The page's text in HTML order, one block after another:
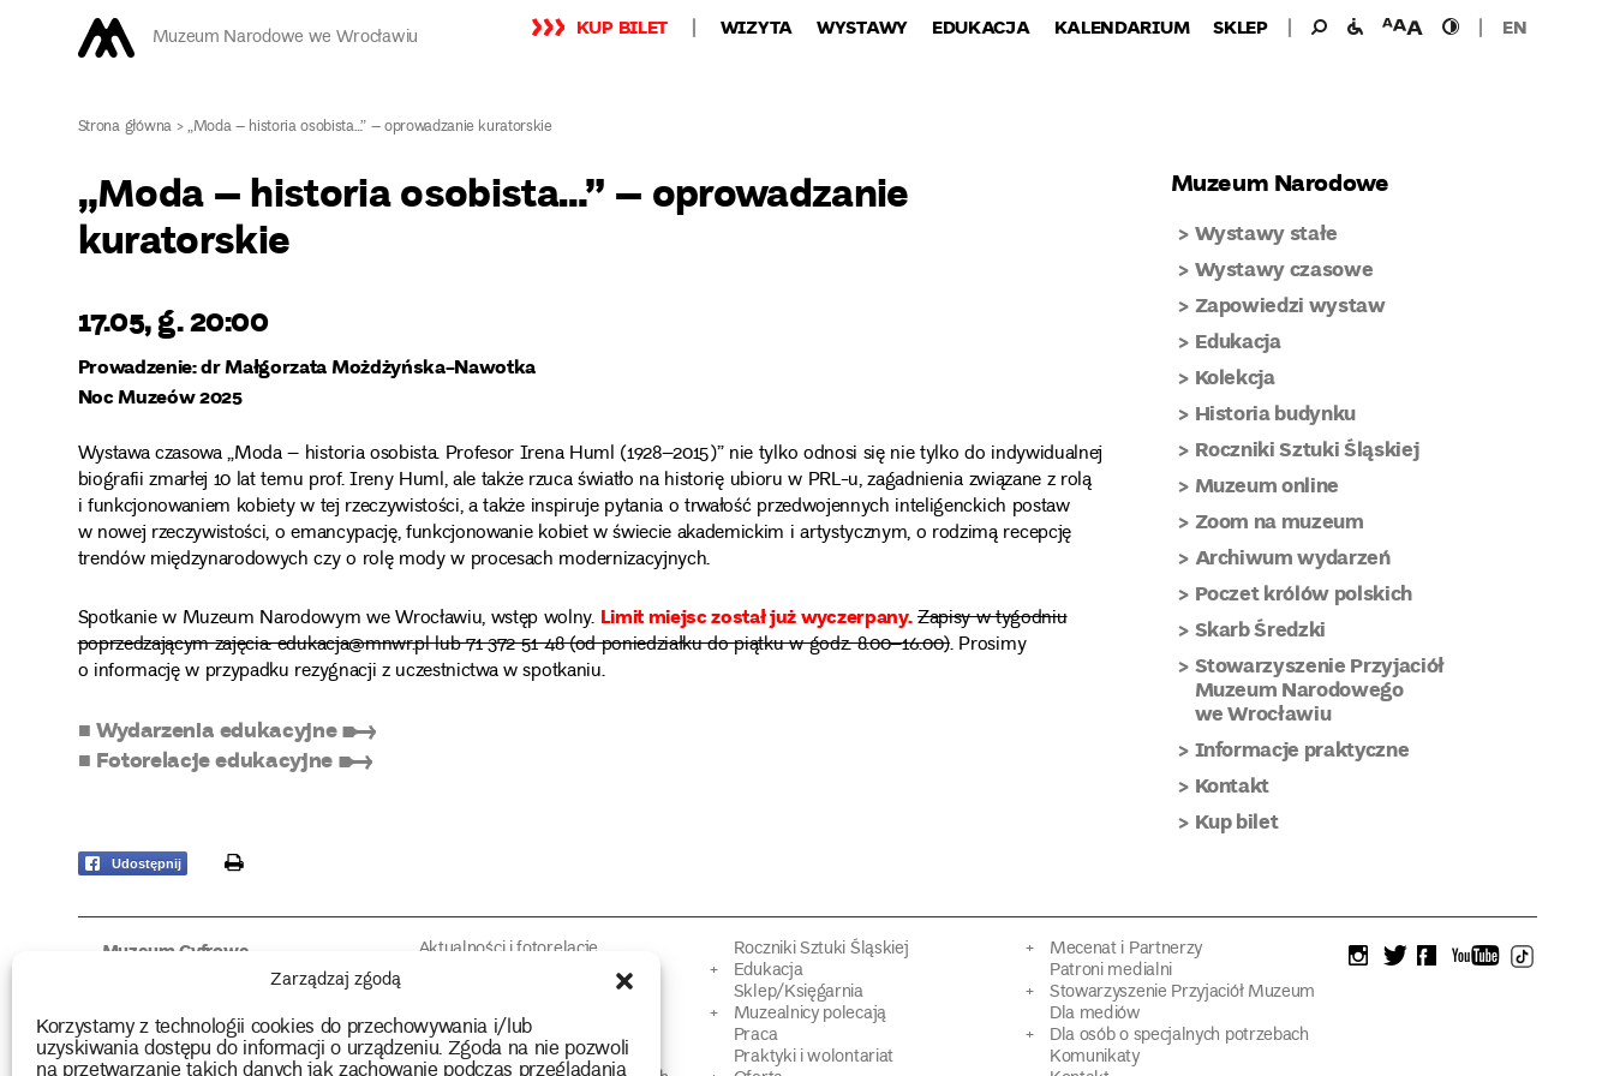
Zarządzaj zgodą
Korzystamy z technologii cookies do przechowywania i/lub
uzyskiwania dostępu do informacji o urządzeniu. Zgoda na nie pozwoli
Muzeum Narodowe we Wrocławiu KUP BILET WIZYTA WYSTAWY EDUKACJA KALENDARIUM SKLEP Wyszukaj
Wyszukiwanie
dla:
udogodnieniawielkość
czcionki
wysoki
kontrast
EN
Strona główna>„Moda – historia osobista…” – oprowadzanie kuratorskie
„Moda – historia osobista…” – oprowadzanie
kuratorskie
17.05, g. 20:00
Prowadzenie: dr Małgorzata Możdżyńska-Nawotka
Noc Muzeów 2025
Wystawa czasowa „Moda – historia osobista. Profesor Irena Huml (1928–2015)” nie tylko odnosi się nie tylko do indywidualnej
biografii zmarłej 10 lat temu prof. Ireny Huml, ale także rzuca światło na historię ubioru w PRL-u, zagadnienia związane z rolą
i funkcjonowaniem kobiety w tej rzeczywistości, a także inspiruje pytania o trwałość przedwojennych inteligenckich postaw
w nowej rzeczywistości, o emancypację, funkcjonowanie kobiet w świecie akademickim i artystycznym, o rodzimą recepcję
trendów międzynarodowych czy o rolę mody w procesach modernizacyjnych.
Spotkanie w Muzeum Narodowym we Wrocławiu, wstęp wolny. Limit miejsc został już wyczerpany. Zapisy w tygodniu
poprzedzającym zajęcia: edukacja@mnwr.pl lub 71 372 51 48 (od poniedziałku do piątku w godz. 8.00–16.00). Prosimy
o informację w przypadku rezygnacji z uczestnictwa w spotkaniu.
■ Wydarzenia edukacyjne ➸
■ Fotorelacje edukacyjne ➸
Udostępnij print
Muzeum Narodowe
Wystawy stałe
Wystawy czasowe
Zapowiedzi wystaw
Edukacja
Kolekcja
Historia budynku
Roczniki Sztuki Śląskiej
Muzeum online
Zoom na muzeum
Archiwum wydarzeń
Poczet królów polskich
Skarb Średzki
Stowarzyszenie Przyjaciół
Muzeum Narodowego
we Wrocławiu
Informacje praktyczne
Kontakt
Kup bilet
Muzeum Cyfrowe
Użyczenia obiektów
Biblioteka
Wydawnictwo
Aktualności i fotorelacje
Muzealne rozmowy
Kolekcja
Europejskie Dni Dziedzictwa
Roczniki Sztuki Śląskiej
Edukacja
Sklep/Księgarnia
Muzealnicy polecają
Praca
Praktyki i wolontariat
Mecenat i Partnerzy
Patroni medialni
Stowarzyszenie Przyjaciół Muzeum
Dla mediów
Dla osób o specjalnych potrzebach
Komunikaty
instagram
twitterfacebookyoutube
tiktok